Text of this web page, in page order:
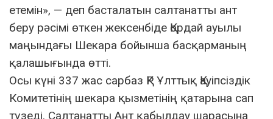
етемін», — деп басталатын салтанатты ант
беру рәсімі өткен жексенбіде Қордай ауылы
маңындағы Шекара бойынша басқарманың
қалашығында өтті.
Осы күні 337 жас сарбаз ҚР Ұлттық Қауіпсіздік
Комитетінің шекара қызметінің қатарына сап
түзеді. Салтанатты Ант қабылдау шарасына